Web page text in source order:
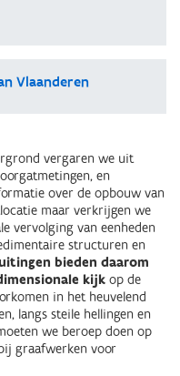
Vlaanderen
vergaren we uit
en
over de opbouw van
maar verkrijgen we
vervolging van eenheden
structuren en
bieden daarom
kijk op de
in het heuvelend
langs steile hellingen en
we beroep doen op
graafwerken voor